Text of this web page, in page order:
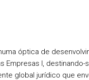
óptica de
Empresas I, destinando-
global jurídico que